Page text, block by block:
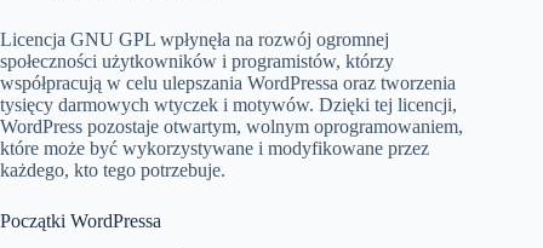
Licencja GNU GPL wpłynęła na rozwój ogromnej
społeczności użytkowników i programistów, którzy
współpracują w celu ulepszania WordPressa oraz tworzenia
tysięcy darmowych wtyczek i motywów. Dzięki tej licencji,
WordPress pozostaje otwartym, wolnym oprogramowaniem,
które może być wykorzystywane i modyfikowane przez
każdego, kto tego potrzebuje.
Początki WordPressa